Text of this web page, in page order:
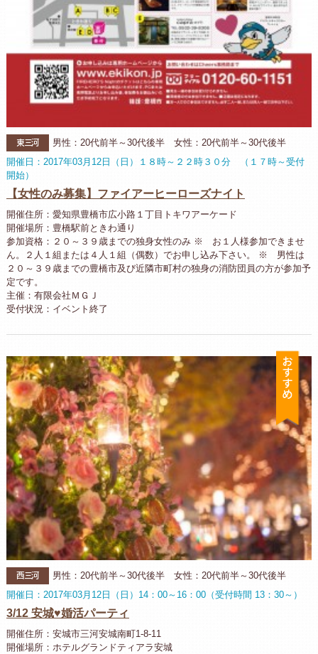
東三河
男性：20代前半～30代後半 女性：20代前半～30代後半
開催日：2017年03月12日（日）１８時～２２時３０分 （１７時～受付
開始）
【女性のみ募集】ファイアーヒーローズナイト
開催住所：愛知県豊橋市広小路１丁目トキワアーケード
開催場所：豊橋駅前ときわ通り
参加資格：２０～３９歳までの独身女性のみ ※ お１人様参加できませ
ん。２人１組または４人１組（偶数）でお申し込み下さい。 ※ 男性は
２０～３９歳までの豊橋市及び近隣市町村の独身の消防団員の方が参加予
定です。
主催：有限会社ＭＧＪ
受付状況：イベント終了
お
西三河
男性：20代前半～30代後半 女性：20代前半～30代後半
開催日：2017年03月12日（日）14：00～16：00（受付時間 13：30～）
3/12 安城♥婚活パーティ
開催住所：安城市三河安城南町1-8-11
開催場所：ホテルグランドティアラ安城